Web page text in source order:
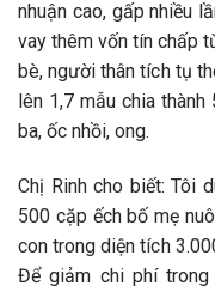
nhuận cao, gấp nhiều
vay thêm vốn tín chấp
bè, người thân tích tụ
lên 1,7 mẫu chia
ba, ốc nhồi, ong.
Chị Rinh cho biết: Tôi
500 cặp ếch bố mẹ
con trong diện tích
Để giảm chi phí